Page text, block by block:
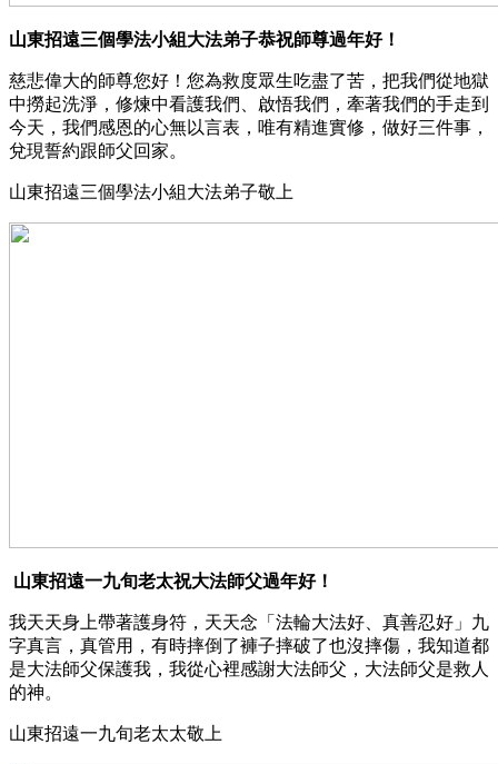
山東招遠三個學法小組大法弟子恭祝師尊過年好！
慈悲偉大的師尊您好！您為救度眾生吃盡了苦，把我們從地獄
中撈起洗淨，修煉中看護我們、啟悟我們，牽著我們的手走到
今天，我們感恩的心無以言表，唯有精進實修，做好三件事，
兌現誓約跟師父回家。
山東招遠三個學法小組大法弟子敬上
山東招遠一九旬老太祝大法師父過年好！
我天天身上帶著護身符，天天念「法輪大法好、真善忍好」九
字真言，真管用，有時摔倒了褲子摔破了也沒摔傷，我知道都
是大法師父保護我，我從心裡感謝大法師父，大法師父是救人
的神。
山東招遠一九旬老太太敬上